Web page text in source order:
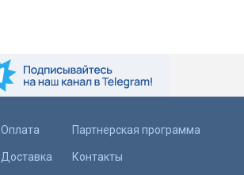
Оплата
Доставка
Партнерская программа
Контакты